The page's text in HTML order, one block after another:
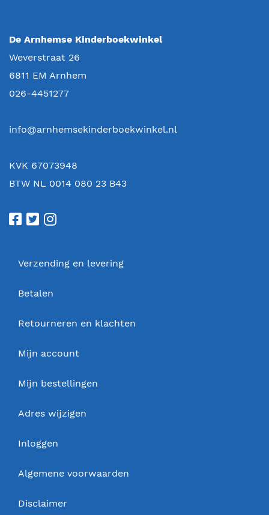
De Arnhemse Kinderboekwinkel
Weverstraat 26
6811 EM Arnhem
026-4451277
info@arnhemsekinderboekwinkel.nl
KVK 67073948
BTW NL 0014 080 23 B43
Verzending en levering
Betalen
Retourneren en klachten
Mijn account
Mijn bestellingen
Adres wijzigen
Inloggen
Algemene voorwaarden
Disclaimer